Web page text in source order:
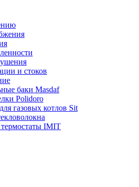
и стоков
баки Masdaf
Polidoro
газовых котлов Sit
IMIT